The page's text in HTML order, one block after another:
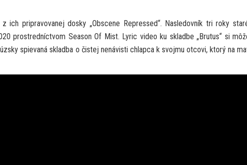
ich pripravovanej dosky „Obscene Repressed“. Nasledovník tri roky
prostredníctvom Season Of Mist. Lyric video ku skladbe „Brutus“ si
spievaná skladba o čistej nenávisti chlapca k svojmu otcovi, ktorý na